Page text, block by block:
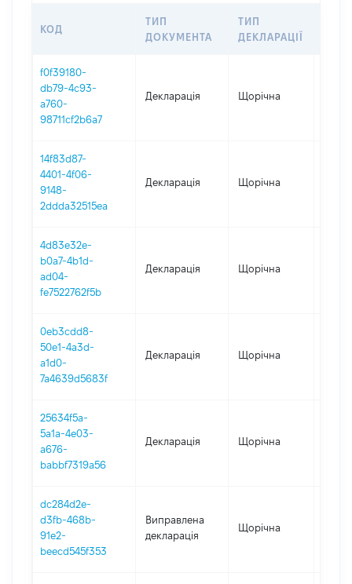
КОД
ТИП
ДОКУМЕНТА
ТИП
ДЕКЛАРАЦІЇ
f0f39180-
db79-4c93-
a760-
98711cf2b6a7
Декларація Щорічна
14f83d87-
4401-4f06-
9148-
2ddda32515ea
Декларація Щорічна
4d83e32e-
b0a7-4b1d-
ad04-
fe7522762f5b
Декларація Щорічна
0eb3cdd8-
50e1-4a3d-
a1d0-
7a4639d5683f
Декларація Щорічна
25634f5a-
5a1a-4e03-
a676-
babbf7319a56
Декларація Щорічна
dc284d2e-
d3fb-468b-
91e2-
beecd545f353
Виправлена
декларація
Щорічна